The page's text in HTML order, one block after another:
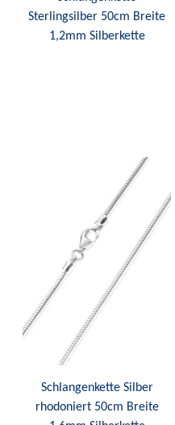
Sterlingsilber 50cm Breite
1,2mm Silberkette
Schlangenkette Silber
rhodoniert 50cm Breite